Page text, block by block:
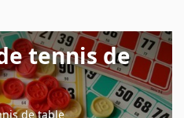
tennis de
de table